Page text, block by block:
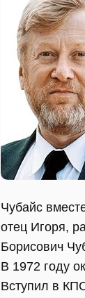
Чубайс
отец Игоря,
Борисович
В 1972 году
Вступил в